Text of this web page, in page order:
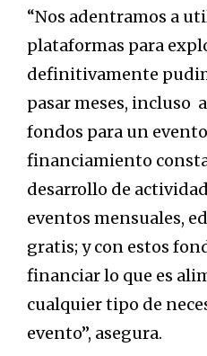
“Nos adentramos a
plataformas para
definitivamente
pasar meses, incluso
fondos para un
financiamiento
desarrollo de
eventos mensuales,
gratis; y con estos
financiar lo que es
cualquier tipo de
evento”, asegura.